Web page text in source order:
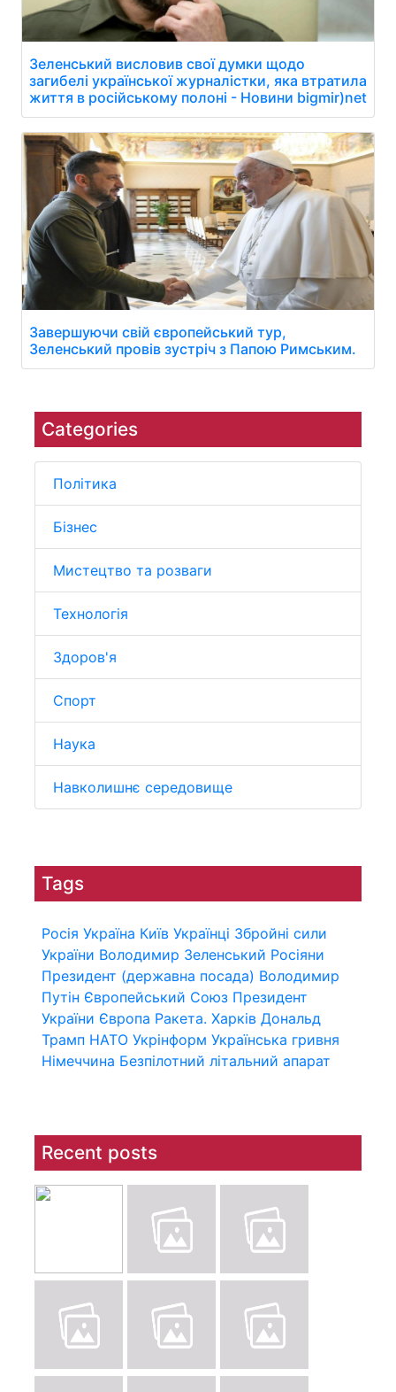
Categories
Політика
Бізнес
Мистецтво та розваги
Технологія
Здоров'я
Спорт
Наука
Навколишнє середовище
Tags
Росія Україна Київ Українці Збройні сили
України Володимир Зеленський Росіяни
Президент (державна посада) Володимир
Путін Європейський Союз Президент
України Європа Ракета. Харків Дональд
Трамп НАТО Укрінформ Українська гривня
Німеччина Безпілотний літальний апарат
Recent posts
Зеленський висловив свої думки щодо
загибелі української журналістки, яка втратила
життя в російському полоні - Новини bigmir)net
Завершуючи свій європейський тур,
Зеленський провів зустріч з Папою Римським.